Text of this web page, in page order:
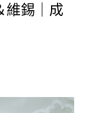
維錫｜成